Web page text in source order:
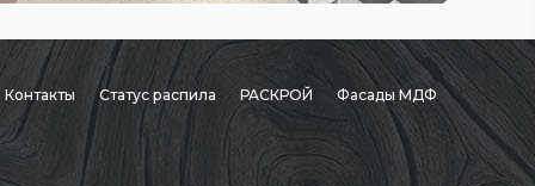
Контакты Статус распила РАСКРОЙ Фасады МДФ